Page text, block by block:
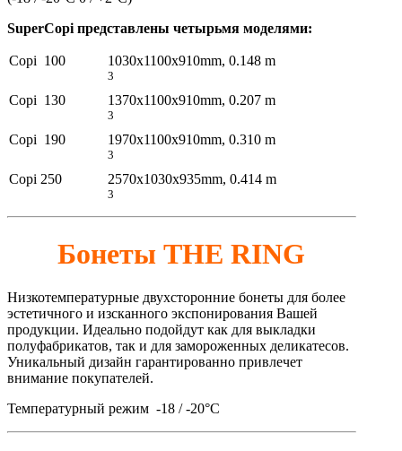
SuperCopi представлены четырьмя моделями:
Copi 100 1030x1100x910mm, 0.148 m
3
Copi 130 1370x1100x910mm, 0.207 m
3
Copi 190 1970x1100x910mm, 0.310 m
3
Copi 250 2570x1030x935mm, 0.414 m
3
Бонеты THE RING
Низкотемпературные двухсторонние бонеты для более
эстетичного и изсканного экспонирования Вашей
продукции. Идеально подойдут как для выкладки
полуфабрикатов, так и для замороженных деликатесов.
Уникальный дизайн гарантированно привлечет
внимание покупателей.
Температурный режим -18 / -20°C